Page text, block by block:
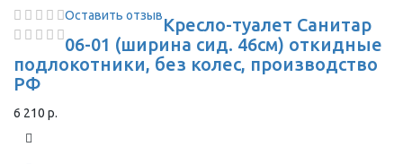
Оставить отзывКресло-туалет Санитар
06-01 (ширина сид. 46см) откидные
подлокотники, без колес, производство
РФ
6 210 р.